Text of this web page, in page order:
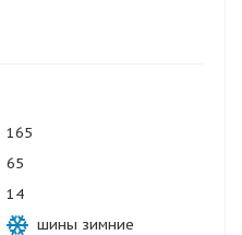
165
65
14
шины зимние